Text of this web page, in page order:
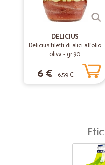
DELICIUS
Delicius filetti di alici all'olio
oliva - gr.90
6 € 6,59 €